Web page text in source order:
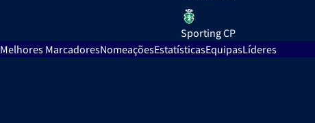
Sporting CP
Melhores MarcadoresNomeaçõesEstatísticasEquipasLíderes